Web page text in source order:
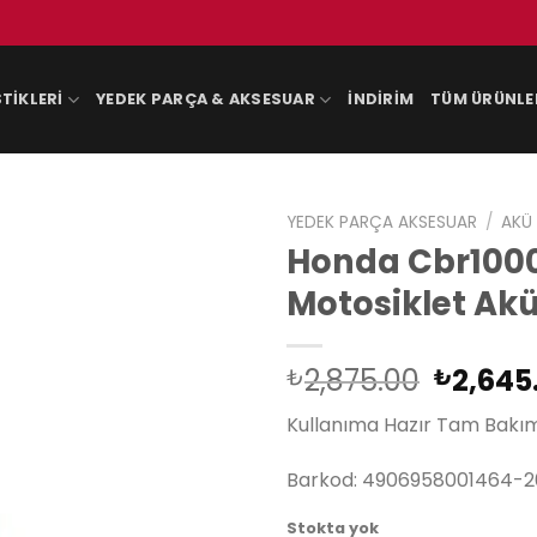
YEDEK PARÇA & AKSESUAR İNDIRIM TÜM
YEDEK PARÇA AKSESUAR / AKÜ
Honda
Motosiklet
₺2,875.00
fiyat:
₺
Kullanıma Hazır Tam
Barkod: 4906958001464-
Stokta yok